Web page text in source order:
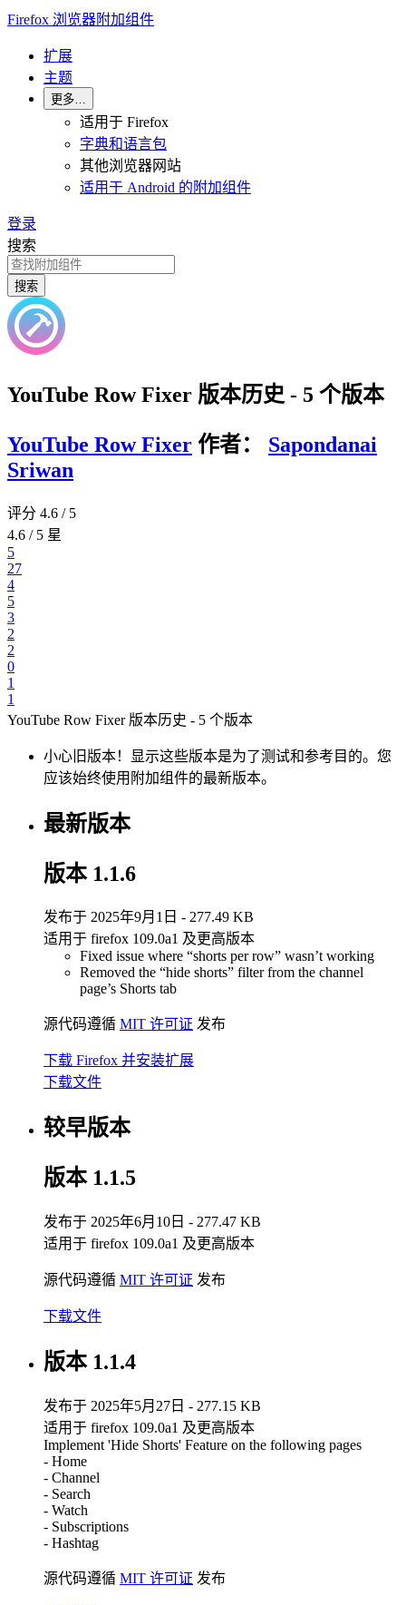
Firefox 浏览器附加组件
扩展
主题
更多…
适用于 Firefox
字典和语言包
其他浏览器网站
适用于 Android 的附加组件
登录
搜索
搜索
YouTube Row Fixer 版本历史 - 5 个版本
YouTube Row Fixer 作者：
Sapondanai
Sriwan
评分 4.6 / 5
4.6 / 5 星
5
27
4
5
3
2
2
0
1
1
YouTube Row Fixer 版本历史 - 5 个版本
小心旧版本！显示这些版本是为了测试和参考目的。 您
应该始终使用附加组件的最新版本。
最新版本
版本 1.1.6
发布于 2025年9月1日 - 277.49 KB
适用于 firefox 109.0a1 及更高版本
Fixed issue where “shorts per row” wasn’t working
Removed the “hide shorts” filter from the channel
page’s Shorts tab
源代码遵循 MIT 许可证 发布
下载 Firefox 并安装扩展
下载文件
较早版本
版本 1.1.5
发布于 2025年6月10日 - 277.47 KB
适用于 firefox 109.0a1 及更高版本
源代码遵循 MIT 许可证 发布
下载文件
版本 1.1.4
发布于 2025年5月27日 - 277.15 KB
适用于 firefox 109.0a1 及更高版本
Implement 'Hide Shorts' Feature on the following pages
- Home
- Channel
- Search
- Watch
- Subscriptions
- Hashtag
源代码遵循 MIT 许可证 发布